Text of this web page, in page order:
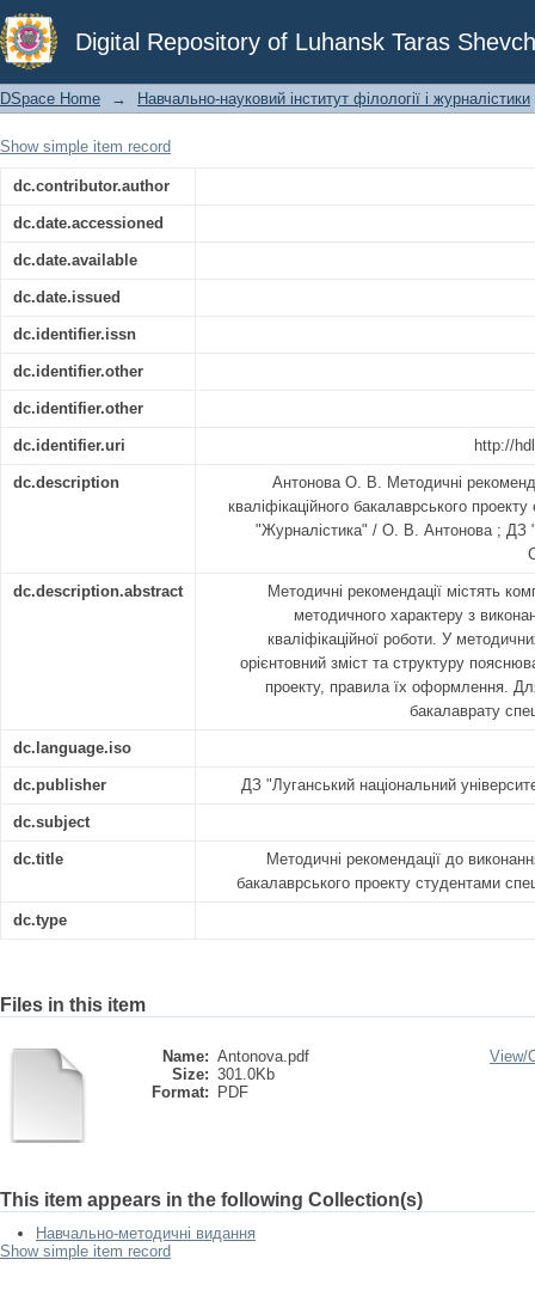
Digital Repository of Luhansk Taras
Методичні рекомендації до
бакалаврського проекту
DSpace Home → Навчально-науковий інститут філології і журналістики
Show simple item record
dc.contributor.author
dc.date.accessioned
dc.date.available
dc.date.issued
dc.identifier.issn
dc.identifier.other
dc.identifier.other
dc.identifier.uri http://
dc.description
Антонова О. В. Методичні
кваліфікаційного бакалаврського
"Журналістика" / О. В. Антонова ; ДЗ
dc.description.abstract
Методичні рекомендації містять
методичного характеру з
кваліфікаційної роботи. У
орієнтовний зміст та структуру
проекту, правила їх оформлення.
бакалаврату
dc.language.iso
dc.publisher ДЗ "Луганський національний
dc.subject
dc.title
Методичні рекомендації до
бакалаврського проекту студентами
dc.type
Files in this item
Name: Antonova.pdf
Size: 301.0Kb
Format:
PDF
View/
This item appears in the following Collection(s)
Навчально-методичні видання
Show simple item record